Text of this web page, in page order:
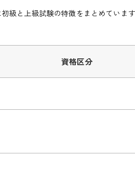
級と上級試験の特徴をまとめています
資格区分